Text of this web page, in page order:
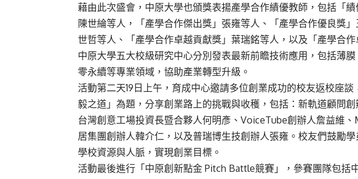
藉由此次盛會，中原大學也頒獎表揚產學合作績優教師，包括「績
陳世綸等人，「產學合作傑出獎」張雍等人、「產學合作優良獎
世哲等人、「產學合作卓越貢獻獎」葉瑞銘等人，以及「產學合
中原大學五大校級研究中心分別發表最新前瞻技術應用，包括薄
零永續等專業領域，協助產業轉型升級。
活動第二天19日上午，育成中心邀請多位創業成功的校友返校座
毅之道」為題，分享創業路上的挑戰與收穫，包括：新軌道顧問
台灣創意工場投資長暨合夥人何明彥、VoiceTube創辦人詹益維
居集團創辦人韓介仁，以及普瑞博生技創辦人張雍。校友們鼓勵
學校資源與人脈，實現創業目標。
活動最後進行「中原創新點金 Pitch Battle競賽」，參賽團隊包括